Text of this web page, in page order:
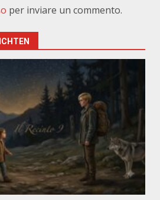
per inviare un commento.